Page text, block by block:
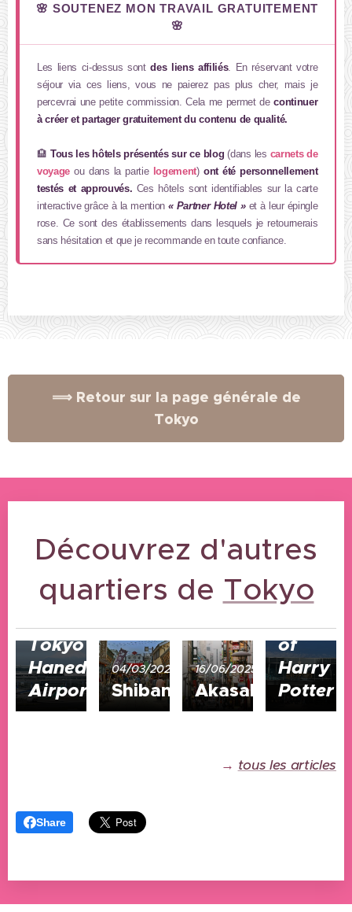
🌸 SOUTENEZ MON TRAVAIL GRATUITEMENT
🌸
Les liens ci-dessus sontdes liens affiliés. En réservant votre
séjour via ces liens, vous ne paierez pas plus cher, mais je
percevrai une petite commission. Cela me permet decontinuer
à créer et partager gratuitement du contenu de qualité.
🏨 Tous les hôtels présentés sur ce blog (dans les carnets de
voyage ou dans la partie logement) ont été personnellement
testés et approuvés. Ces hôtels sont identifiables sur la carte
interactive grâce à la mention « Partner Hotel »et à leur épingle
rose. Ce sont des établissements dans lesquels je retournerais
sans hésitation et que je recommande en toute confiance.
⟹ Retour sur la page générale de
Tokyo
Découvrez d'autres
quartiers de Tokyo
Tokyo
Haneda
Airport
04/03/2026
Shibamata
16/06/2025
Akasaka
The
Making
of
Harry
Potter
→ tous les articles
Share